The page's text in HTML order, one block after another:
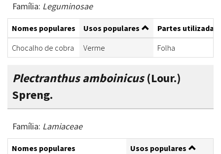
Família: Leguminosae
Nomes populares Usos populares
Partes utilizadas
Chocalho de cobra
Verme Folha
Plectranthus amboinicus(Lour.)
Spreng.
Família: Lamiaceae
Nomes populares
Usos populares